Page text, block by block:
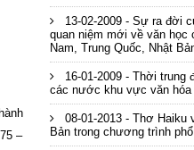
–
13-02-2009 - Sự ra đời
quan niệm mới về văn
Nam, Trung Quốc, Nhật
16-01-2009 - Thời trung
các nước khu vực văn hóa
08-01-2013 - Thơ Haiku
Bản trong chương trình